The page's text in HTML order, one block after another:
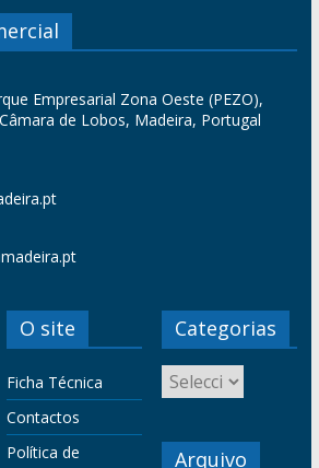
Empresarial Zona Oeste (PEZO),
de Lobos, Madeira, Portugal
O site
Ficha Técnica
Contactos
Política de
Categorias
Arquivo